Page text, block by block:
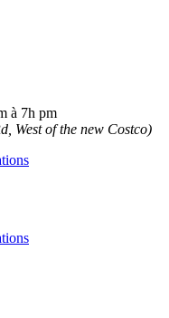
à 7h pm
West of the new Costco)